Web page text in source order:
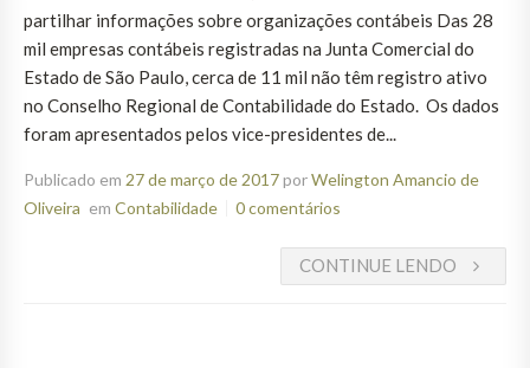
partilhar informações sobre organizações contábeis Das 28
mil empresas contábeis registradas na Junta Comercial do
Estado de São Paulo, cerca de 11 mil não têm registro ativo
no Conselho Regional de Contabilidade do Estado. Os dados
foram apresentados pelos vice-presidentes de...
Publicado em 27 de março de 2017porWelington Amancio de
Oliveira em Contabilidade 0 comentários
CONTINUE LENDO